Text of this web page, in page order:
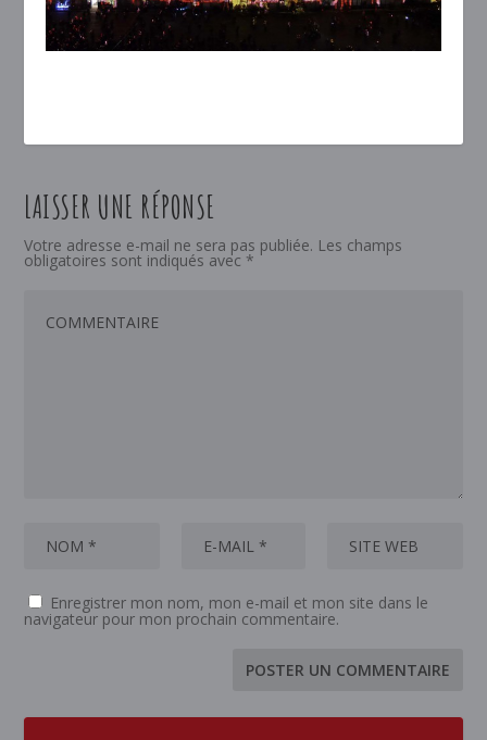
LAISSER UNE RÉPONSE
Votre adresse e-mail ne sera pas publiée. Les champs
obligatoires sont indiqués avec *
Enregistrer mon nom, mon e-mail et mon site dans le
navigateur pour mon prochain commentaire.